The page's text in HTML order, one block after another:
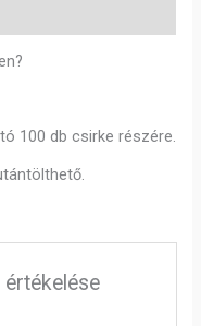
100 db csirke részére.
értékelése